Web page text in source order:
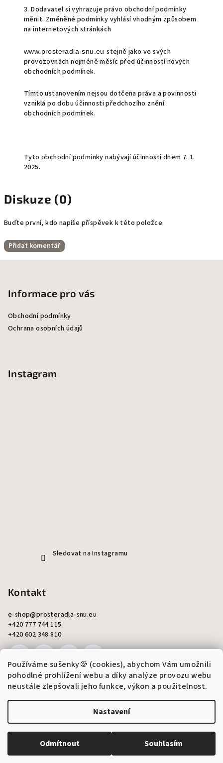
Používáme sušenky🍪 (cookies), abychom Vám umožnili
pohodlné prohlížení webu a díky analýze provozu webu
neustále zlepšovali jeho funkce, výkon a použitelnost.
Nastavení
Odmítnout Souhlasím
3. Dodavatel si vyhrazuje právo obchodní podmínky
měnit. Změněné podmínky vyhlásí vhodným způsobem
na internetových stránkách
www.prosteradla-snu.eustejně jako ve svých
provozovnách nejméně měsíc před účinností nových
obchodních podmínek.
Tímto ustanovením nejsou dotčena práva a povinnosti
vzniklá po dobu účinnosti předchozího znění
obchodních podmínek.
Tyto obchodní podmínky nabývají účinnosti dnem 7. 1.
2025.
Diskuze (0)
Buďte první, kdo napíše příspěvek k této položce.
Přidat komentář
Informace pro vás
Obchodní podmínky
Ochrana osobních údajů
Instagram
Sledovat na Instagramu
Kontakt
e-shop@prosteradla-snu.eu
+420 777 744 115
+420 602 348 810
Copyright 2026Šití snů - Monika Ondráková. Všechna práva
Upravit nastavení cookies